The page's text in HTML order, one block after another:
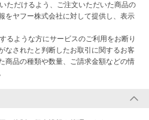
ただけるよう、ご注文いただいた商品の
をヤフー株式会社に対して提供し、表示
るような方にサービスのご利用をお断り
なされたと判断したお取引に関するお客
商品の種類や数量、ご請求金額などの情